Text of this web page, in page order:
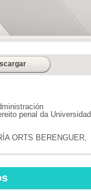
penal da
ORTS BERENGUER,